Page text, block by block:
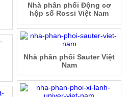
Nhà phân phối Động cơ
hộp số Rossi Việt Nam
Nhà phân phối Sauter Việt
Nam